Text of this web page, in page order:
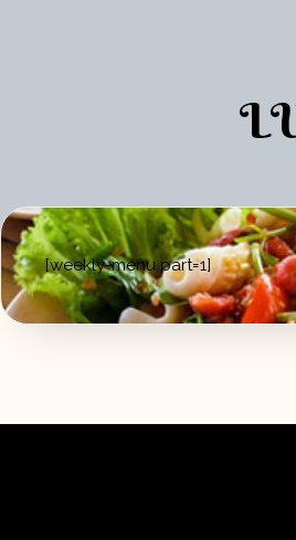
[weekly-menu part=1]